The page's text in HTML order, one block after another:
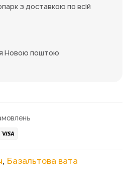
з доставкою по всій
Новою поштою
, Базальтова вата